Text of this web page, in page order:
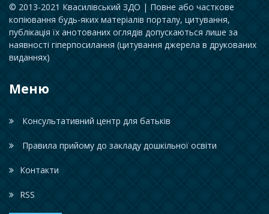
© 2013-2021 Квасилівський ЗДО | Повне або часткове
копіювання будь-яких матеріалів порталу, цитування,
публікація їх анотованих оглядів допускаються лише за
наявності гіперпосилання (цитування джерела в друкованих
виданнях)
Меню
Консультативний центр для батьків
Правила прийому до закладу дошкільної освіти
Контакти
RSS